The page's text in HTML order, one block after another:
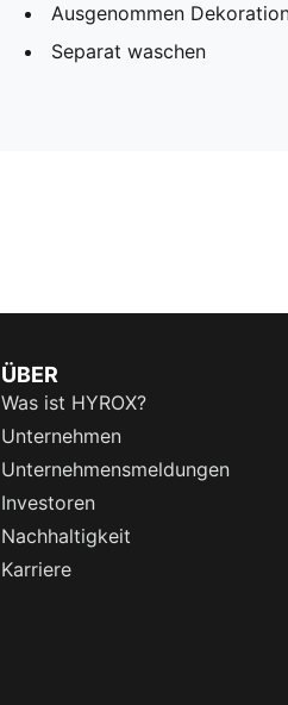
Ausgenommen
Separat waschen
ÜBER
Was ist HYROX?
Unternehmen
Unternehmensmeldungen
Investoren
Nachhaltigkeit
Karriere